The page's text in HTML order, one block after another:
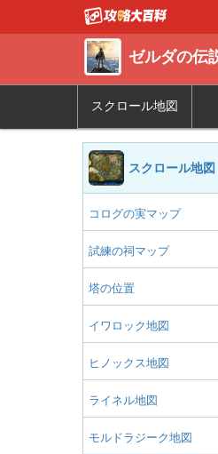
ゼルダの伝
スクロール地図
スクロール地図
コログの実マップ
試練の祠マップ
塔の位置
イワロック地図
ヒノックス地図
ライネル地図
モルドラジーク地図